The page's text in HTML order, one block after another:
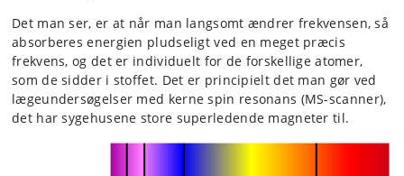
Det man ser, er at når man langsomt ændrer frekvensen, så
absorberes energien pludseligt ved en meget præcis
frekvens, og det er individuelt for de forskellige atomer,
som de sidder i stoffet. Det er principielt det man gør ved
lægeundersøgelser med kerne spin resonans (MS-scanner),
det har sygehusene store superledende magneter til.